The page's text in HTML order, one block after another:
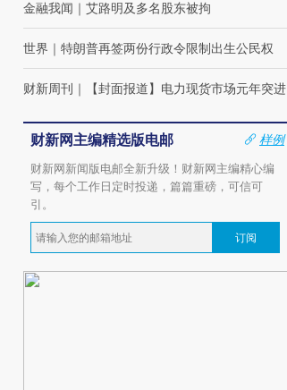
金融我闻 ｜ 艾路明及多名股东被拘
世界 ｜ 特朗普再签两份行政令限制出生公民权
财新周刊 ｜ 【封面报道】电力现货市场元年突进
财新网主编精选版电邮
样例
财新网新闻版电邮全新升级！财新网主编精心编
写，每个工作日定时投递，篇篇重磅，可信可
引。
订阅